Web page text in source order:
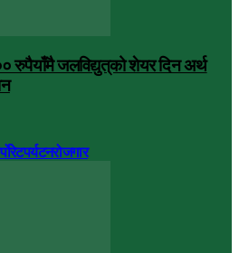
रुपैयाँमै जलविद्युत्‌को शेयर दिन अर्थ
पर्यटनरोजगार